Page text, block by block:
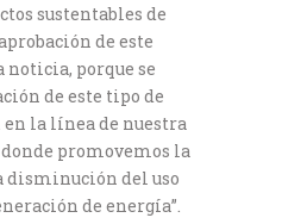
sustentables de
de este
noticia, porque se
de este tipo de
la línea de nuestra
promovemos la
disminución del uso
de energía”.